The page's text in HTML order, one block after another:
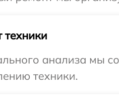
техники
анализа мы
техники.